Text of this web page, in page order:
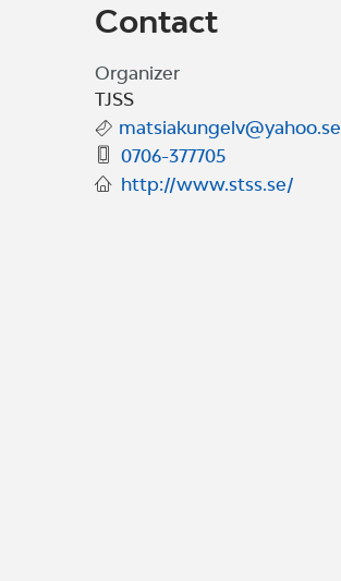
Contact
Organizer
TJSS
matsiakungelv@yahoo.se
0706-377705
http://www.stss.se/